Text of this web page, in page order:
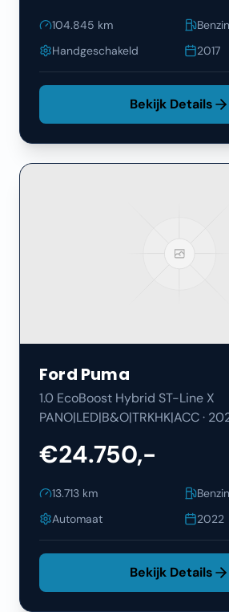
104.845 km
Handgeschakeld
2017
Bekijk Details
Ford Puma
1.0 EcoBoost Hybrid ST-Line X
PANO|LED|B&O|TRKHK|ACC·
€24.750,-
13.713 km
Automaat
2022
Bekijk Details